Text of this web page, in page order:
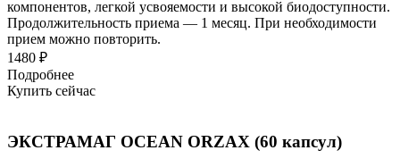
компонентов, легкой усвояемости и высокой биодоступности.
Продолжительность приема — 1 месяц. При необходимости
прием можно повторить.
1480 ₽
Подробнее
Купить сейчас
ЭКСТРАМАГ OCEAN ORZAX (60 капсул)